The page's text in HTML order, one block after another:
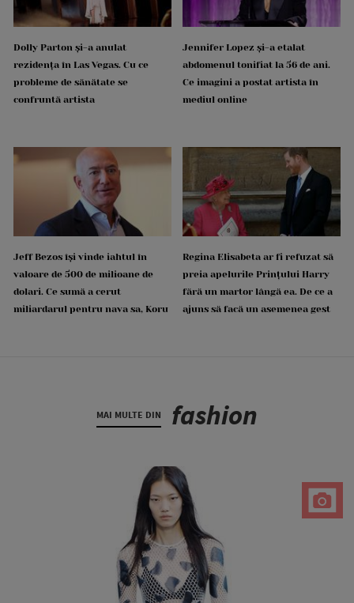
Dolly Parton și-a anulat
rezidența în Las Vegas. Cu ce
probleme de sănătate se
confruntă artista
Jennifer Lopez și-a etalat
abdomenul tonifiat la 56 de ani.
Ce imagini a postat artista în
mediul online
Jeff Bezos își vinde iahtul în
valoare de 500 de milioane de
dolari. Ce sumă a cerut
miliardarul pentru nava sa, Koru
Regina Elisabeta ar fi refuzat să
preia apelurile Prințului Harry
fără un martor lângă ea. De ce a
ajuns să facă un asemenea gest
MAI MULTE DIN fashion